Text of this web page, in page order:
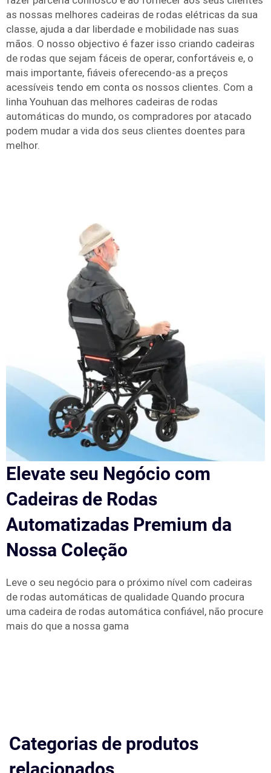
as nossas melhores cadeiras de rodas elétricas da sua
classe, ajuda a dar liberdade e mobilidade nas suas
mãos. O nosso objectivo é fazer isso criando cadeiras
de rodas que sejam fáceis de operar, confortáveis e, o
mais importante, fiáveis oferecendo-as a preços
acessíveis tendo em conta os nossos clientes. Com a
linha Youhuan das melhores cadeiras de rodas
automáticas do mundo, os compradores por atacado
podem mudar a vida dos seus clientes doentes para
melhor.
Elevate seu Negócio com
Cadeiras de Rodas
Automatizadas Premium da
Nossa Coleção
Leve o seu negócio para o próximo nível com cadeiras
de rodas automáticas de qualidade Quando procura
uma cadeira de rodas automática confiável, não procure
mais do que a nossa gama
Categorias de produtos